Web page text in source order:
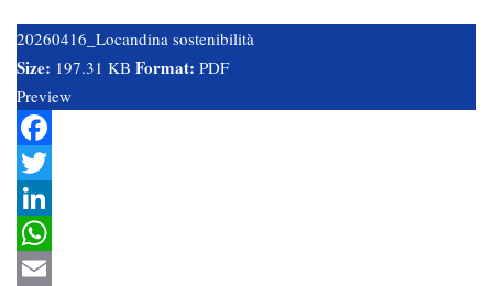
20260416_Locandina sostenibilità
Size: 197.31 KB Format: PDF
Preview
Facebook
Twitter
LinkedIn
WhatsApp